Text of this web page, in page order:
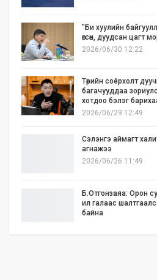
"Би хуулийн
өгсөн, дуудсан цагт
2026/06/30 12:22
Төрийн соёрхолт
багачууддаа
хотдоо бэлэг
2026/06/29 12:49
Сэлэнгэ аймагт
агнажээ
2026/06/26 11:49
Б.Отгонзаяа: Орон
ил галаас
байна